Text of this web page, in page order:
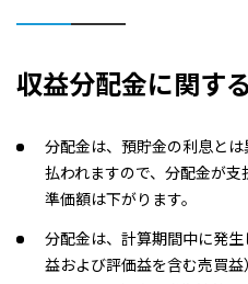
収益分配金に関す
分配金は、預貯金の利息と
払われますので、分配金が
準価額は下がります。
分配金は、計算期間中に発
益および評価益を含む売買